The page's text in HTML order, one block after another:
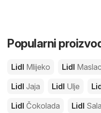
Popularni
Lidl Mlijeko Lidl Maslac
Lidl Jaja Lidl Ulje
Lidl Čokolada Lidl